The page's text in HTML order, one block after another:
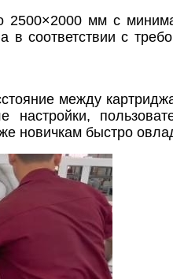
2500×2000 мм с
соответствии с
между
настройки,
новичкам быстро